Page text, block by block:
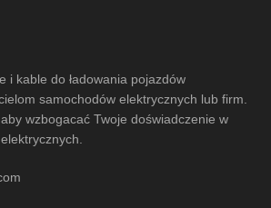
i kable do ładowania pojazdów
samochodów elektrycznych lub firm.
wzbogacać Twoje doświadczenie w